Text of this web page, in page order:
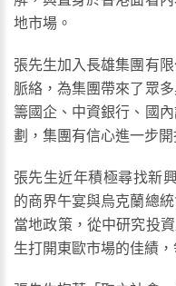
地市場。
張先生加入長雄集團有
脈絡，為集團帶來了眾
籌國企、中資銀行、國
劃，集團有信心進一步
張先生近年積極尋找新
的商界午宴與烏克蘭總
當地政策，從中研究投
生打開東歐市場的佳績